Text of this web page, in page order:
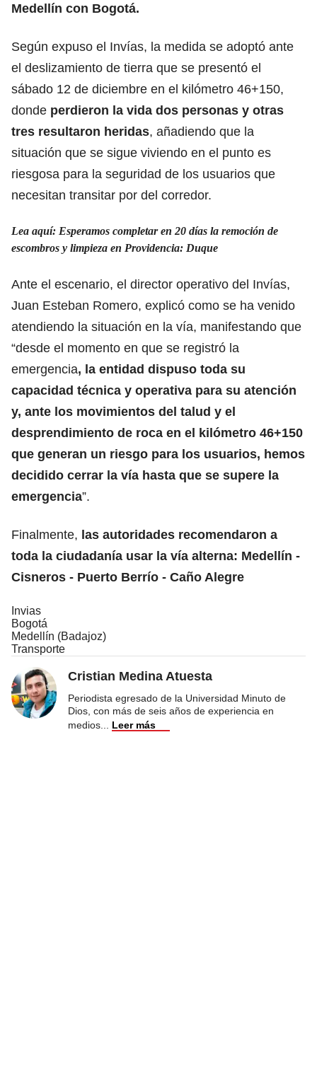
Medellín con Bogotá.
Según expuso el Invías, la medida se adoptó ante
el deslizamiento de tierra que se presentó el
sábado 12 de diciembre en el kilómetro 46+150,
donde perdieron la vida dos personas y otras
tres resultaron heridas, añadiendo que la
situación que se sigue viviendo en el punto es
riesgosa para la seguridad de los usuarios que
necesitan transitar por del corredor.
Lea aquí: Esperamos completar en 20 días la remoción de
escombros y limpieza en Providencia: Duque
Ante el escenario, el director operativo del Invías,
Juan Esteban Romero, explicó como se ha venido
atendiendo la situación en la vía, manifestando que
“desde el momento en que se registró la
emergencia, la entidad dispuso toda su
capacidad técnica y operativa para su atención
y, ante los movimientos del talud y el
desprendimiento de roca en el kilómetro 46+150
que generan un riesgo para los usuarios, hemos
decidido cerrar la vía hasta que se supere la
emergencia”.
Finalmente, las autoridades recomendaron a
toda la ciudadanía usar la vía alterna: Medellín -
Cisneros - Puerto Berrío - Caño Alegre
Invias
Bogotá
Medellín (Badajoz)
Transporte
Cristian Medina Atuesta
Periodista egresado de la Universidad Minuto de
Dios, con más de seis años de experiencia en
medios
Leer más